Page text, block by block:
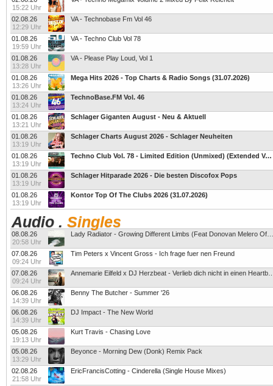
15:22 Uhr
02.08.26
12:29 Uhr
VA - Technobase Fm Vol 46
01.08.26
19:59 Uhr
VA - Techno Club Vol 78
01.08.26
13:28 Uhr
VA - Please Play Loud, Vol 1
01.08.26
13:26 Uhr
Mega Hits 2026 - Top Charts & Radio Songs (31.07.2026)
01.08.26
13:24 Uhr
TechnoBase.FM Vol. 46
01.08.26
13:21 Uhr
Schlager Giganten August - Neu & Aktuell
01.08.26
13:19 Uhr
Schlager Charts August 2026 - Schlager Neuheiten
01.08.26
13:19 Uhr
Techno Club Vol. 78 - Limited Edition (Unmixed) (Extended Versions)
01.08.26
13:19 Uhr
Schlager Hitparade 2026 - Die besten Discofox Pops
01.08.26
13:19 Uhr
Kontor Top Of The Clubs 2026 (31.07.2026)
Audio . Singles
08.08.26
20:58 Uhr
07.08.26
09:24 Uhr
Tim Peters x Vincent Gross - Ich frage fuer nen Freund
07.08.26
09:24 Uhr
06.08.26
14:39 Uhr
Benny The Butcher - Summer '26
06.08.26
14:39 Uhr
DJ Impact - The New World
05.08.26
19:13 Uhr
Kurt Travis - Chasing Love
05.08.26
13:29 Uhr
Beyonce - Morning Dew (Donk) Remix Pack
02.08.26
21:58 Uhr
EricFrancisCotting - Cinderella (Single House Mixes)